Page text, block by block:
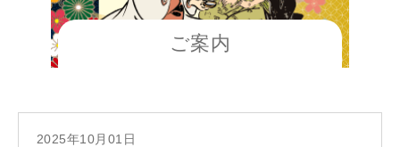
ご案内
2025年10月01日